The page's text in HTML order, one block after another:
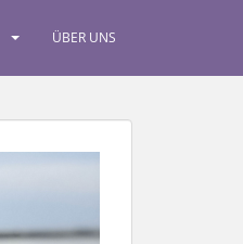
ÜBER UNS